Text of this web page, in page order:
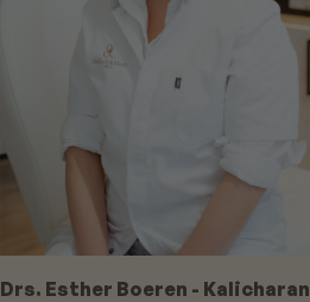
Drs. Esther Boeren - Kalicharan